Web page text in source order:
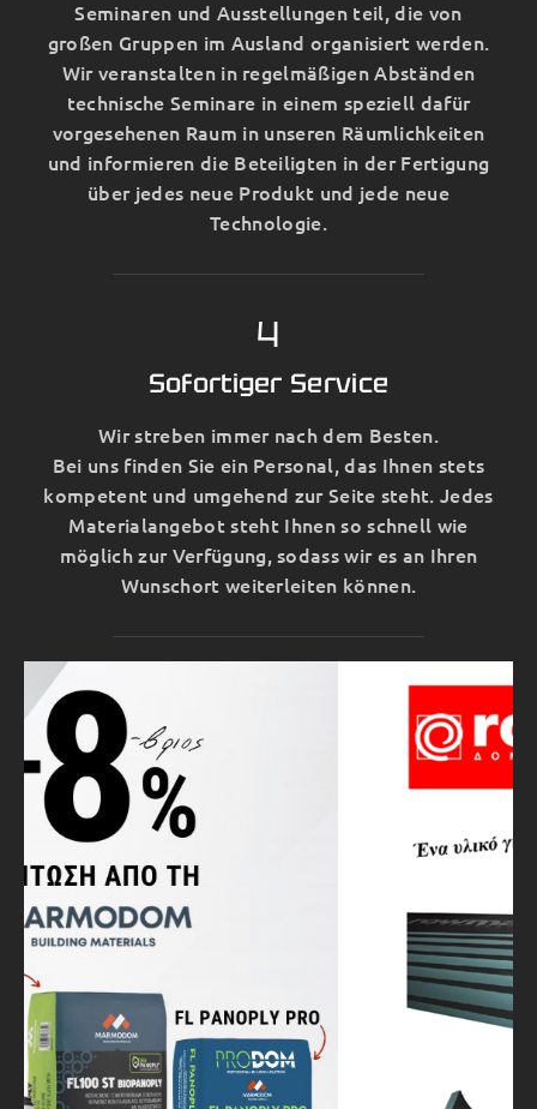
Seminaren und Ausstellungen teil, die von
großen Gruppen im Ausland organisiert werden.
Wir veranstalten in regelmäßigen Abständen
technische Seminare in einem speziell dafür
vorgesehenen Raum in unseren Räumlichkeiten
und informieren die Beteiligten in der Fertigung
über jedes neue Produkt und jede neue
Technologie.
4
Sofortiger Service
Wir streben immer nach dem Besten.
Bei uns finden Sie ein Personal, das Ihnen stets
kompetent und umgehend zur Seite steht. Jedes
Materialangebot steht Ihnen so schnell wie
möglich zur Verfügung, sodass wir es an Ihren
Wunschort weiterleiten können.